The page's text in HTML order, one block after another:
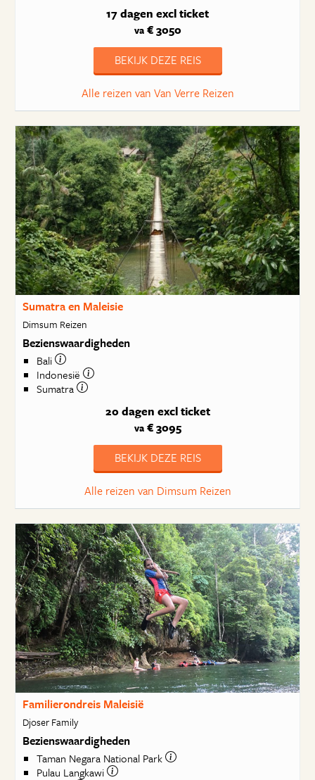
17 dagen excl ticket
va€ 3050
BEKIJK DEZE REIS
Alle reizen van Van Verre Reizen
Sumatra en Maleisie
Dimsum Reizen
Bezienswaardigheden
Bali
Indonesië
Sumatra
20 dagen excl ticket
va€ 3095
BEKIJK DEZE REIS
Alle reizen van Dimsum Reizen
Familierondreis Maleisië
Djoser Family
Bezienswaardigheden
Taman Negara National Park
Pulau Langkawi